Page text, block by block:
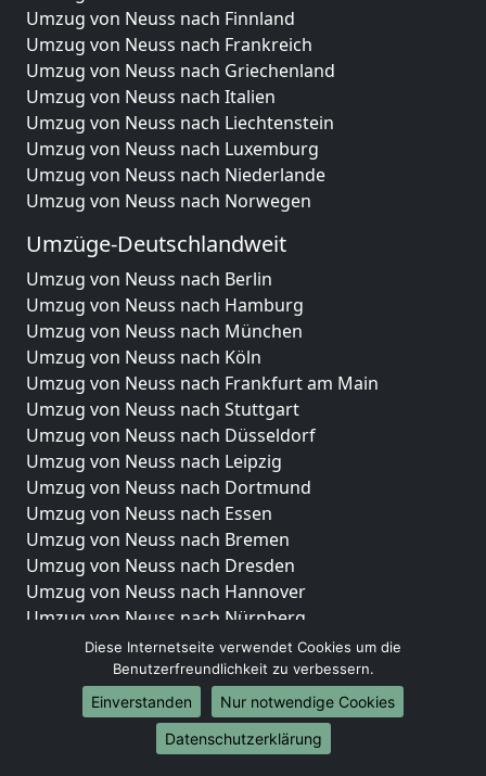
Umzug von Neuss nach Finnland
Umzug von Neuss nach Frankreich
Umzug von Neuss nach Griechenland
Umzug von Neuss nach Italien
Umzug von Neuss nach Liechtenstein
Umzug von Neuss nach Luxemburg
Umzug von Neuss nach Niederlande
Umzug von Neuss nach Norwegen
Umzüge-Deutschlandweit
Umzug von Neuss nach Berlin
Umzug von Neuss nach Hamburg
Umzug von Neuss nach München
Umzug von Neuss nach Köln
Umzug von Neuss nach Frankfurt am Main
Umzug von Neuss nach Stuttgart
Umzug von Neuss nach Düsseldorf
Umzug von Neuss nach Leipzig
Umzug von Neuss nach Dortmund
Umzug von Neuss nach Essen
Umzug von Neuss nach Bremen
Umzug von Neuss nach Dresden
Umzug von Neuss nach Hannover
Umzug von Neuss nach Nürnberg
Umzug von Neuss nach Duisburg
Umzug von Neuss nach Bochum
Umzug von Neuss nach Wuppertal
Umzug von Neuss nach Bielefeld
Umzug von Neuss nach Bonn
Diese Internetseite verwendet Cookies um die
Benutzerfreundlichkeit zu verbessern.
Einverstanden
Nur notwendige Cookies
Datenschutzerklärung